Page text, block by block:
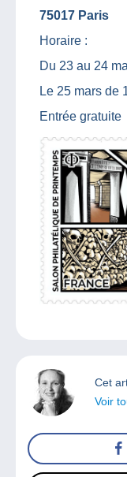
75017 Paris
Horaire :
Du 23 au 24
Le 25 mars de
Entrée gratuite
Cet
Voir